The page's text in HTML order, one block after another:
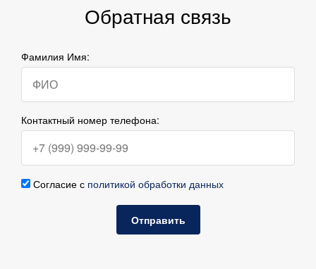
Обратная связь
Фамилия Имя:
Контактный номер телефона:
Согласие с политикой обработки данных
Отправить